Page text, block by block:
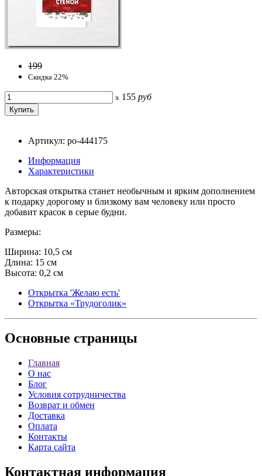
199
Скидка 22%
x 155 руб
Артикул: po-444175
Информация
Характеристики
Авторская открытка станет необычным и ярким дополнением
к подарку дорогому и близкому вам человеку или просто
добавит красок в серые будни.
Размеры:
Ширина: 10,5 см
Длина: 15 см
Высота: 0,2 см
Открытка 'Желаю есть'
Открытка «Трудоголик»
Основные страницы
Главная
О нас
Блог
Условия сотрудничества
Возврат и обмен
Доставка
Оплата
Контакты
Карта сайта
Контактная информация